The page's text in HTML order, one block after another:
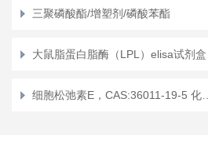
三聚磷酸酯/增塑剂/磷酸苯酯